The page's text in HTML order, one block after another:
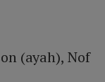
(ayah), Nof